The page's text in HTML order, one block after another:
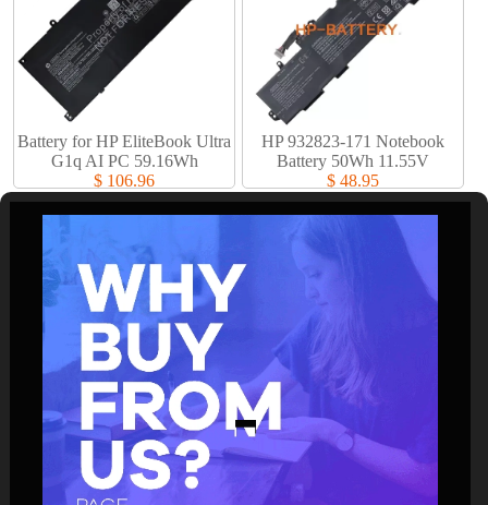
Battery for HP EliteBook Ultra
G1q AI PC 59.16Wh
$ 106.96
HP 932823-171 Notebook
Battery 50Wh 11.55V
$ 48.95